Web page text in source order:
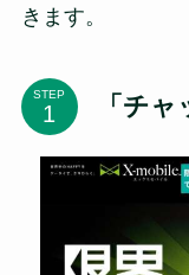
きます。
STEP 「チ